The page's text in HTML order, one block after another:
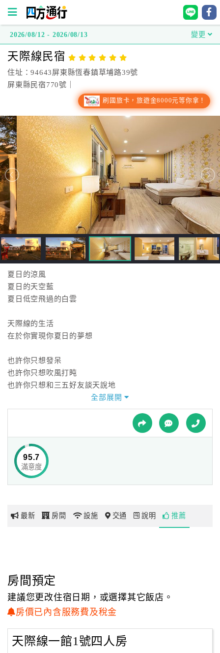
方
通
行
台
灣
訂
房
直
接
跟
飯
店
訂
房
HOT
特
色
宿
球
網
玩
地
圖
顧
務
2026/08/12 - 2026/08/13 變更
天際線民宿
住址：94643屏東縣恆春鎮草埔路39號
屏東縣民宿770號｜
刷國旅卡，旅遊金8000元等你拿！
夏日的涼風
夏日的天空藍
夏日低空飛過的白雲
天際線的生活
在於你實現你夏日的夢想
也許你只想發呆
也許你只想吹風打盹
也許你只想和三五好友談天說地
也曾想過在湖邊木椅上看報
早晨黃昏草原上散步
迎接你的是早上草皮上的露珠
也許你早就遺忘露珠是什麼了
生活存在美夢
全部展開
95.7
滿意度
最新 房間 設施 交通 說明 推薦
房間預定
建議您更改住宿日期，或選擇其它飯店。
房價已內含服務費及稅金
天際線一館1號四人房